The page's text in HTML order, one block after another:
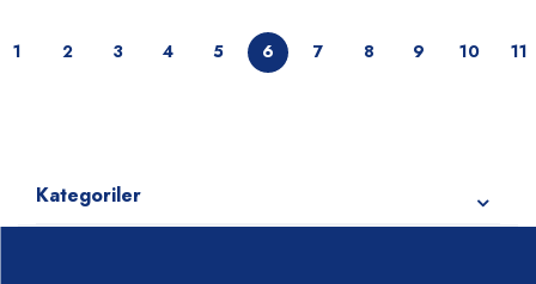
1 2 3 4 5 6 7 8 9 10 11
Kategoriler